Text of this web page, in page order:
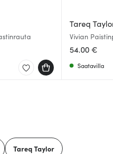
Tareq
Vivian
54.00 €
Saatavilla
Tareq Taylor